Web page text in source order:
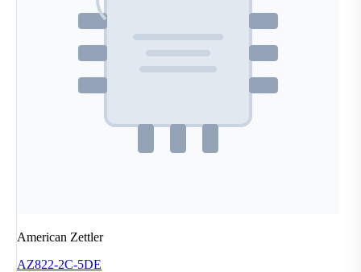
American Zettler
AZ822-2C-5DE